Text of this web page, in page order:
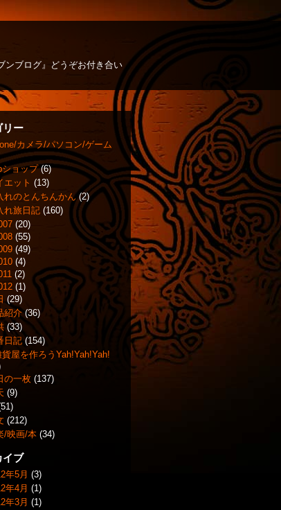
ンブログ』どうぞお付き合い
リー
カメラ/パソコン/ゲーム
ショップ(6)
エット (13)
れのとんちんかん(2)
れ旅日記 (160)
(20)
(55)
(49)
(4)
(2)
(1)
(29)
紹介(36)
(33)
日記(154)
貨屋を作ろうYah!Yah!Yah!
の一枚 (137)
(9)
(212)
/映画/本 (34)
イブ
年5月 (3)
年4月 (1)
年3月 (1)